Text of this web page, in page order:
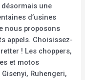
une
d’usines
nous proposons
appels. Choisissez-
! Les choppers,
et motos
Ruhengeri,